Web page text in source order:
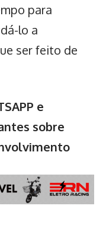
para
lo a
ser feito de
e
sobre